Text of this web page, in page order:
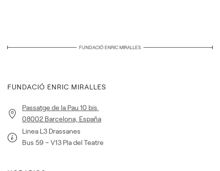
FUNDACIÓ ENRIC MIRALLES
FUNDACIÓ ENRIC MIRALLES
Passatge de la Pau 10 bis.
08002 Barcelona, España
Linea L3 Drassanes
Bus 59 – V13 Pla del Teatre